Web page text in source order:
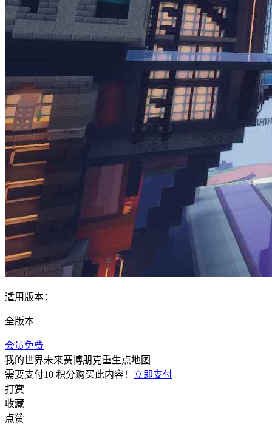
适用版本：
全版本
会员免费
我的世界未来赛博朋克重生点地图
需要支付10 积分购买此内容！ 立即支付
打赏
收藏
点赞